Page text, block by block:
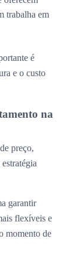
trabalha em
é
e o custo
na
preço,
garantir
flexíveis e
momento de